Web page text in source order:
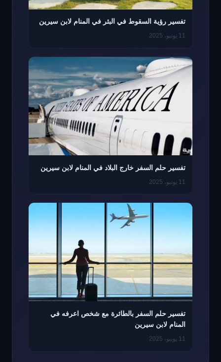
تفسير رؤية السقوط في البئر في المنام لابن سيرين
11 يونيو، 2025
تفسير حلم السفر خارج البلاد في المنام لابن سيرين
11 يونيو، 2025
تفسير حلم السفر بالطائرة مع شخص اعرفه في
المنام لابن سيرين
11 يونيو، 2025